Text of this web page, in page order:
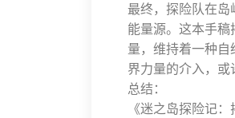
最终，探险队在
能量源。这本手
量，维持着一种
界力量的介入，或
总结：
《迷之岛探险记